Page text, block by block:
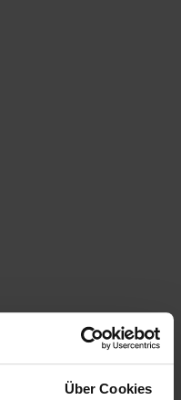
Über Cookies